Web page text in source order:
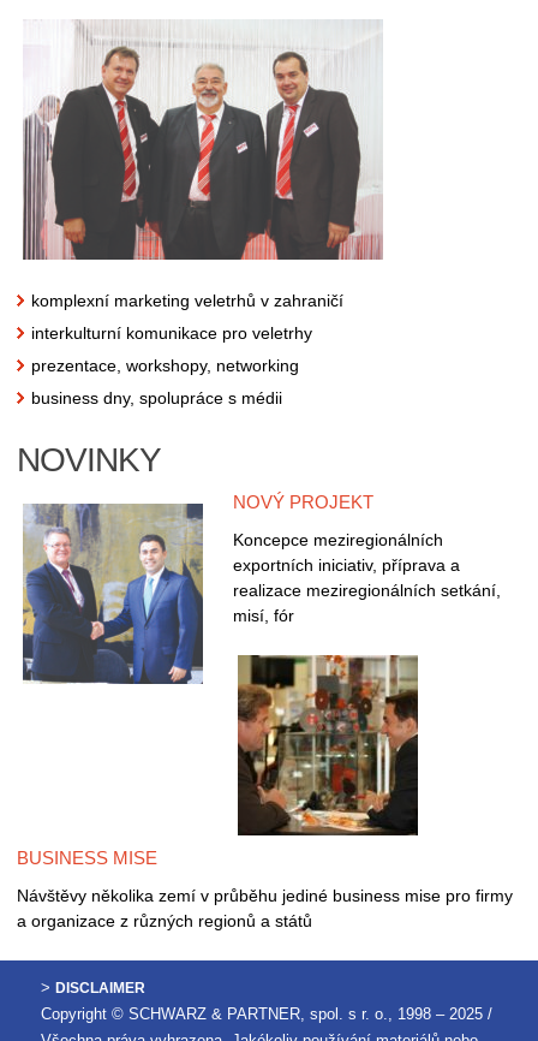
komplexní marketing veletrhů v zahraničí
interkulturní komunikace pro veletrhy
prezentace, workshopy, networking
business dny, spolupráce s médii
NOVINKY
NOVÝ PROJEKT
Koncepce meziregionálních
exportních iniciativ, příprava a
realizace meziregionálních setkání,
misí, fór
BUSINESS MISE
Návštěvy několika zemí v průběhu jediné business mise pro firmy
a organizace z různých regionů a států
> DISCLAIMER
Copyright © SCHWARZ & PARTNER, spol. s r. o., 1998 – 2025 /